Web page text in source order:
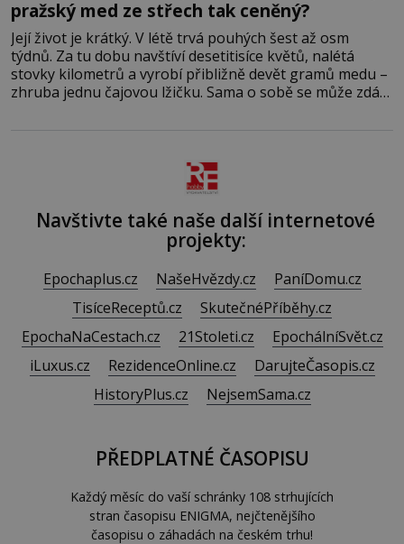
pražský med ze střech tak ceněný?
Její život je krátký. V létě trvá pouhých šest až osm
týdnů. Za tu dobu navštíví desetitisíce květů, nalétá
stovky kilometrů a vyrobí přibližně devět gramů medu –
zhruba jednu čajovou lžičku. Sama o sobě se může zdát
Navštivte také naše další internetové
projekty:
Epochaplus.cz NašeHvězdy.cz
PaníDomu.cz
TisíceReceptů.cz
SkutečnéPříběhy.cz
EpochaNaCestach.cz
21Stoleti.cz
EpochálníSvět.cz
iLuxus.cz
RezidenceOnline.cz
DarujteČasopis.cz
HistoryPlus.cz
NejsemSama.cz
PŘEDPLATNÉ ČASOPISU
Každý měsíc do vaší schránky 108 strhujících
stran časopisu ENIGMA, nejčtenějšího
časopisu o záhadách na českém trhu!